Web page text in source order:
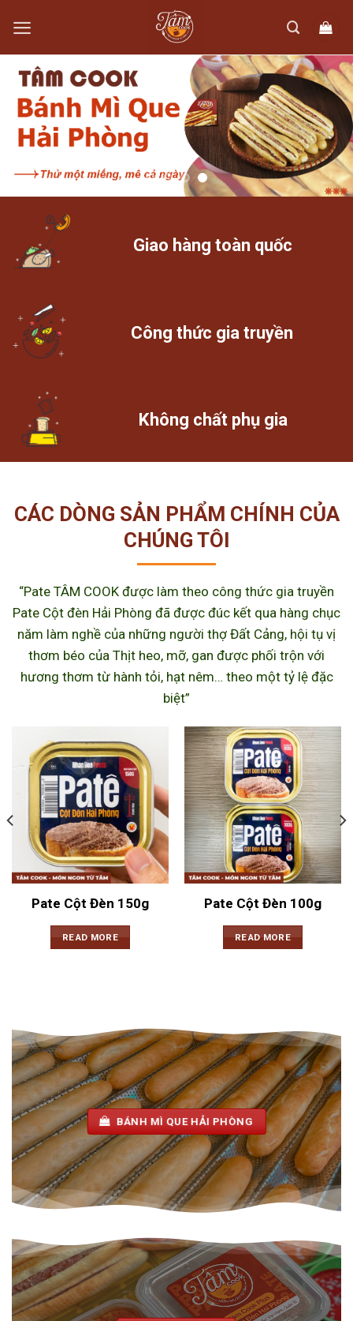
content
Giao hàng toàn quốc
Công thức gia truyền
Không chất phụ gia
CÁC DÒNG SẢN PHẨM CHÍNH CỦA
CHÚNG TÔI
“Pate TÂM COOK được làm theo công thức gia truyền
Pate Cột đèn Hải Phòng đã được đúc kết qua hàng chục
năm làm nghề của những người thợ Đất Cảng, hội tụ vị
thơm béo của Thịt heo, mỡ, gan được phối trộn với
hương thơm từ hành tỏi, hạt nêm… theo một tỷ lệ đặc
biệt”
Pate Cột Đèn 150g
READ MORE
Pate Cột Đèn 100g
READ MORE
BÁNH MÌ QUE HẢI PHÒNG